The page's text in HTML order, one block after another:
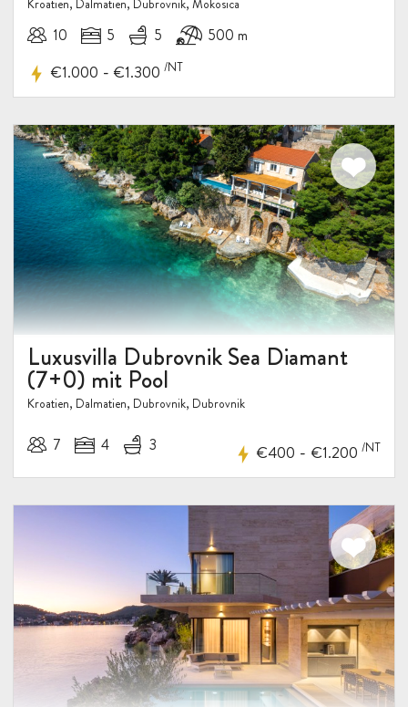
Kroatien, Dalmatien, Dubrovnik, Mokosica
10 5 5 500 m
€1.000 - €1.300 /NT
Luxusvilla Dubrovnik Sea Diamant
(7+0) mit Pool
Kroatien, Dalmatien, Dubrovnik, Dubrovnik
7 4 3 €400 - €1.200 /NT